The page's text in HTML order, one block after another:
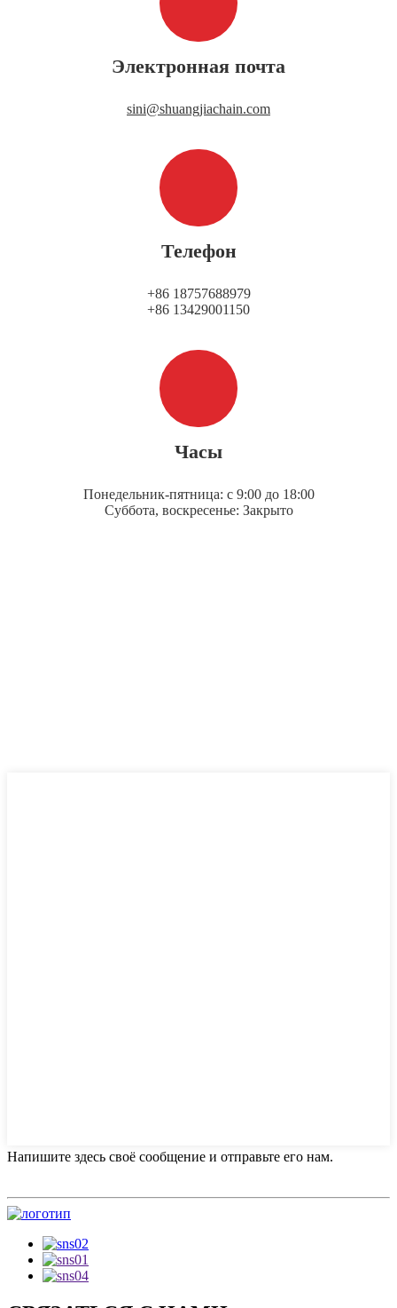
Электронная почта
sini@shuangjiachain.com
Телефон
+86 18757688979
+86 13429001150
Часы
Понедельник-пятница: с 9:00 до 18:00
Суббота, воскресенье: Закрыто
Напишите здесь своё сообщение и отправьте его нам.